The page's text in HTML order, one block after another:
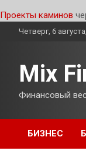
Проекты каминов
ПерейтиЧетверг, 6
Mix
Финансовый
БИЗНЕС